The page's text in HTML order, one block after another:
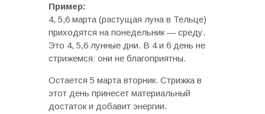
Пример:
4, 5,6 марта (растущая луна в Тельце)
приходятся на понедельник — среду.
Это 4, 5,6 лунные дни. В 4 и 6 день не
стрижемся: они не благоприятны.
Остается 5 марта вторник. Стрижка в
этот день принесет материальный
достаток и добавит энергии.